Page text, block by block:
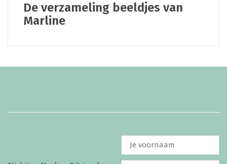
De verzameling beeldjes van
Marline